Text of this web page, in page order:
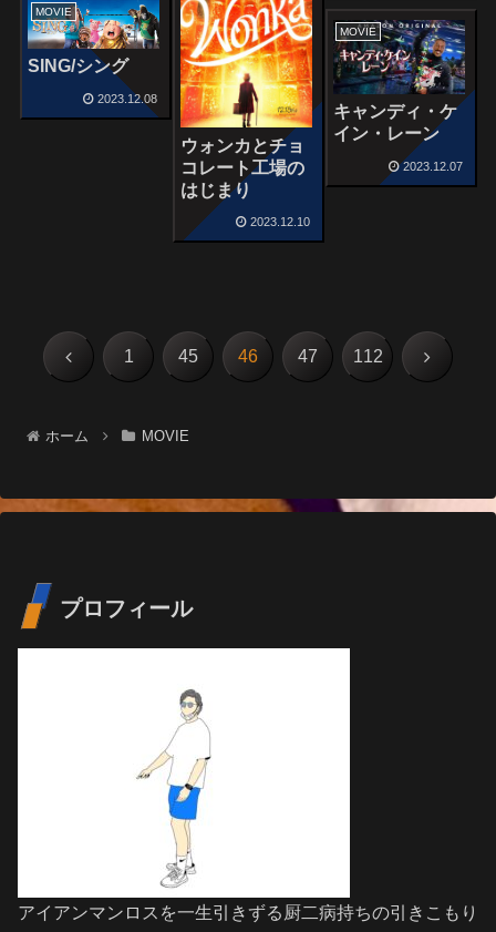
ウォンカとチョ
コレート工場の
はじまり
2023.12.10
MOVIE
SING/シング
2023.12.08
MOVIE
キャンディ・ケ
イン・レーン
2023.12.07
前 1 45 46 47 112 次
ホーム MOVIE
プロフィール
アイアンマンロスを一生引きずる厨二病持ちの引きこもり